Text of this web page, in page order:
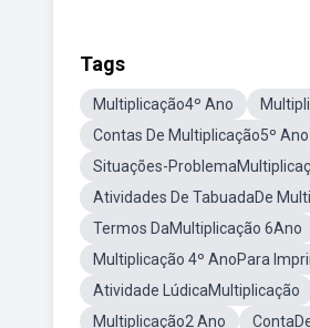
Tags
Multiplicação4º Ano
Contas De Multiplicação5º Ano
Situações-
Atividades De TabuadaDe
Termos DaMultiplicação 6Ano
Multiplicação 4º AnoPara
Atividade LúdicaMultiplicação
Multiplicação2 Ano